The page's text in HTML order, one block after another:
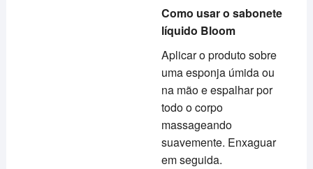
Como usar o sabonete
líquido Bloom
Aplicar o produto sobre
uma esponja úmida ou
na mão e espalhar por
todo o corpo
massageando
suavemente. Enxaguar
em seguida.